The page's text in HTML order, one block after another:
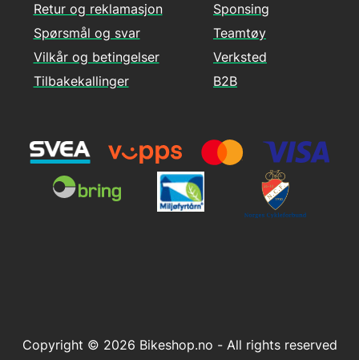
Retur og reklamasjon
Spørsmål og svar
Vilkår og betingelser
Tilbakekallinger
Sponsing
Teamtøy
Verksted
B2B
Copyright © 2026 Bikeshop.no - All rights reserved